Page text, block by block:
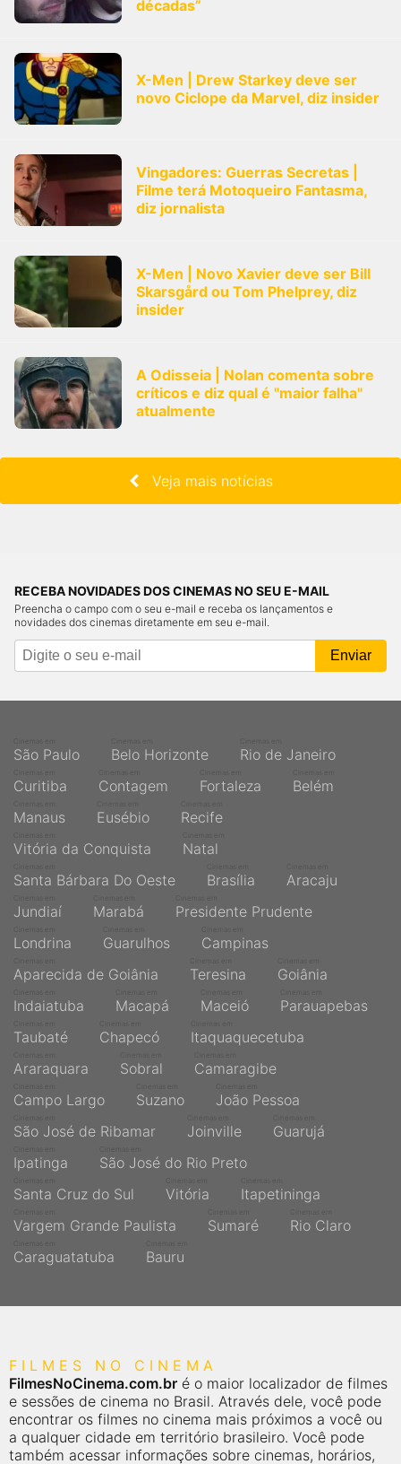
décadas”
X-Men | Drew Starkey deve ser
novo Ciclope da Marvel, diz insider
Vingadores: Guerras Secretas |
Filme terá Motoqueiro Fantasma,
diz jornalista
X-Men | Novo Xavier deve ser Bill
Skarsgård ou Tom Phelprey, diz
insider
A Odisseia | Nolan comenta sobre
críticos e diz qual é "maior falha"
atualmente
Veja mais notícias
RECEBA NOVIDADES DOS CINEMAS NO SEU E-MAIL
Preencha o campo com o seu e-mail e receba os lançamentos e
novidades dos cinemas diretamente em seu e-mail.
São Paulo Belo Horizonte Rio de Janeiro
Curitiba Contagem Fortaleza Belém
Manaus Eusébio Recife
Vitória da Conquista Natal
Santa Bárbara Do Oeste Brasília Aracaju
Jundiaí Marabá Presidente Prudente
Londrina Guarulhos Campinas
Aparecida de Goiânia Teresina Goiânia
Indaiatuba Macapá Maceió Parauapebas
Taubaté Chapecó Itaquaquecetuba
Araraquara Sobral Camaragibe
Campo Largo Suzano João Pessoa
São José de Ribamar Joinville Guarujá
Ipatinga São José do Rio Preto
Santa Cruz do Sul Vitória Itapetininga
Vargem Grande Paulista Sumaré Rio Claro
Caraguatatuba Bauru
FILMES NO CINEMA
FilmesNoCinema.com.br é o maior localizador de filmes
e sessões de cinema no Brasil. Através dele, você pode
encontrar os filmes no cinema mais próximos a você ou
a qualquer cidade em território brasileiro. Você pode
também acessar informações sobre cinemas, horários,